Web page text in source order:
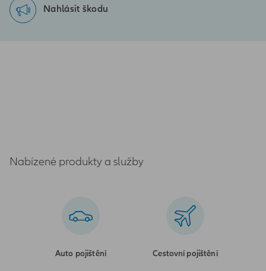
Nahlásit škodu
Nabízené produkty a služby
Auto pojištění Cestovní pojištění